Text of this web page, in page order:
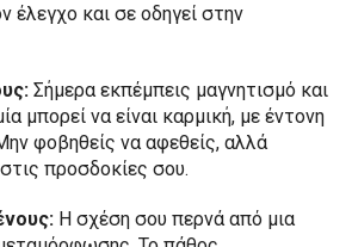
έλεγχο και σε οδηγεί στην
Σήμερα εκπέμπεις μαγνητισμό και
μπορεί να είναι καρμική, με έντονη
φοβηθείς να αφεθείς, αλλά
προσδοκίες σου.
Η σχέση σου περνά από μια